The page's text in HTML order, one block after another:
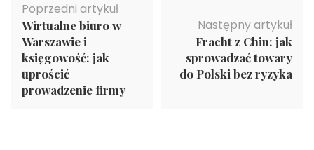
wpisu
Poprzedni artykuł
Wirtualne biuro w
Warszawie i
księgowość: jak
uprościć
prowadzenie firmy
Następny artykuł
Fracht z Chin: jak
sprowadzać towary
do Polski bez ryzyka